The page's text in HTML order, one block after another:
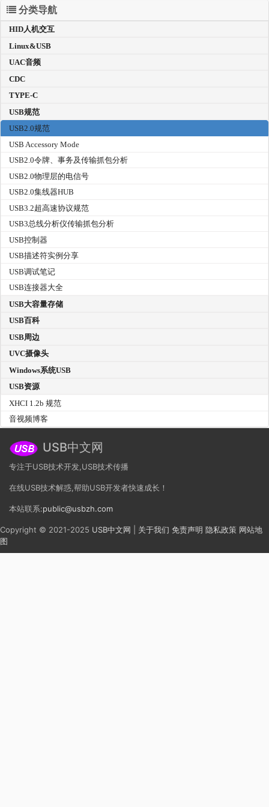
分类导航
HID人机交互
Linux&USB
UAC音频
CDC
TYPE-C
USB规范
USB2.0规范
USB Accessory Mode
USB2.0令牌、事务及传输抓包分析
USB2.0物理层的电信号
USB2.0集线器HUB
USB3.2超高速协议规范
USB3总线分析仪传输抓包分析
USB控制器
USB描述符实例分享
USB调试笔记
USB连接器大全
USB大容量存储
USB百科
USB周边
UVC摄像头
Windows系统USB
USB资源
XHCI 1.2b 规范
音视频博客
USB中文网
专注于USB技术开发,USB技术传播
在线USB技术解惑,帮助USB开发者快速成长！
本站联系:public@usbzh.com
Copyright © 2021-2025 USB中文网 关于我们 免责声明 隐私政策 网站地
图